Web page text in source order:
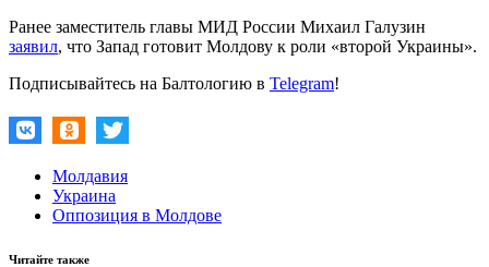
Ранее заместитель главы МИД России Михаил Галузин
заявил, что Запад готовит Молдову к роли «второй Украины».
Подписывайтесь на Балтологию в Telegram!
Молдавия
Украина
Оппозиция в Молдове
Читайте также